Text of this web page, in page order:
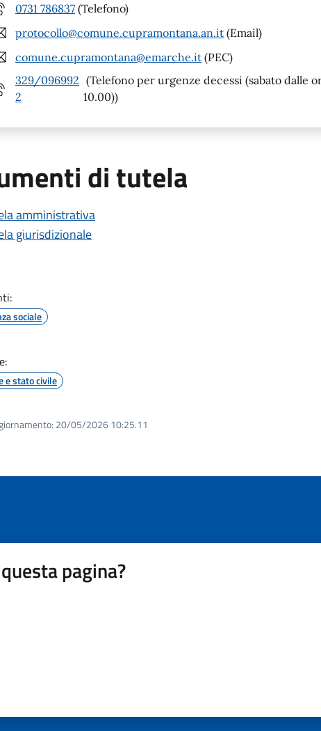
0731 786837 (Telefono)
protocollo@comune.cupramontana.an.it (Email)
comune.cupramontana@emarche.it (PEC)
329/096992
2
(Telefono per urgenze decessi (sabato dalle
10.00))
di tutela
amministrativa
giurisdizionale
sociale
e stato civile
20/05/2026 10:25.11
pagina?